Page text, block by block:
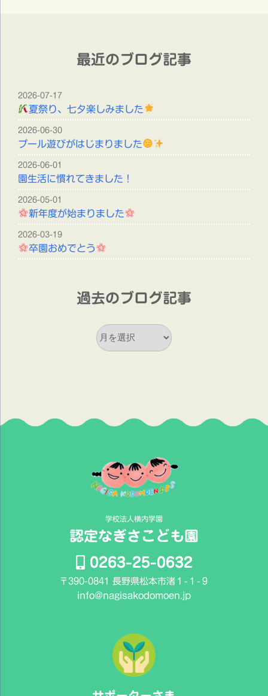
最近のブログ記事
夏祭り、七夕楽しみました
2026-07-17
プール遊びがはじまりました
2026-06-30
園生活に慣れてきました！
2026-06-01
新年度が始まりました
2026-05-01
卒園おめでとう
2026-03-19
過去のブログ記事
記
学校法人横内学園
認定なぎさこども園
0263-25-0632
〒390-0841 長野県松本市渚１-１-９
info@nagisakodomoen.jp